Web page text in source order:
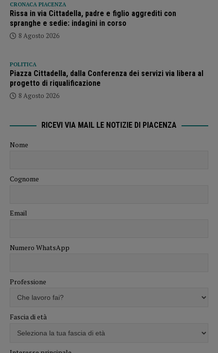
CRONACA PIACENZA
Rissa in via Cittadella, padre e figlio aggrediti con
spranghe e sedie: indagini in corso
8 Agosto 2026
POLITICA
Piazza Cittadella, dalla Conferenza dei servizi via libera al
progetto di riqualificazione
8 Agosto 2026
RICEVI VIA MAIL LE NOTIZIE DI PIACENZA
Nome
Cognome
Email
Numero WhatsApp
Professione
Fascia di età